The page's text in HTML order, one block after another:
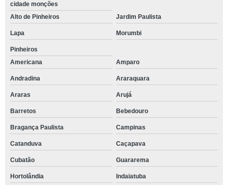
cidade monções
Alto de Pinheiros
Jardim Paulista
Lapa Morumbi
Pinheiros
Americana
Amparo
Andradina Araraquara
Araras Arujá
Barretos Bebedouro
Bragança Paulista Campinas
Catanduva Caçapava
Cubatão Guararema
Hortolândia Indaiatuba